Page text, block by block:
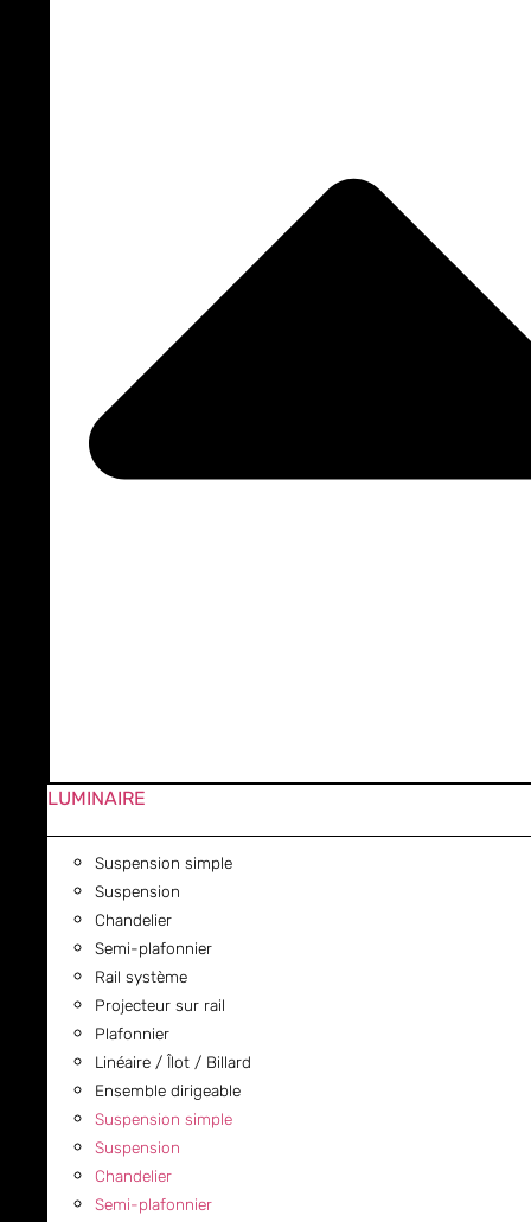
LUMINAIRE
Suspension simple
Suspension
Chandelier
Semi-plafonnier
Rail système
Projecteur sur rail
Plafonnier
Linéaire / Îlot / Billard
Ensemble dirigeable
Suspension simple
Suspension
Chandelier
Semi-plafonnier